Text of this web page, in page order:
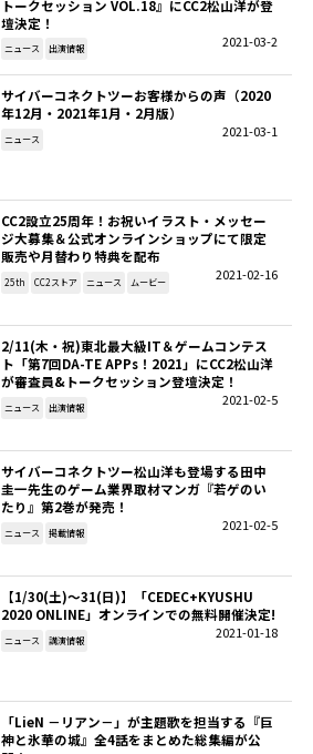
SNS
SITEMAP
トークセッション VOL.18』にCC2松山洋が登
壇決定！
2021-03-2
ニュース 出演情報
サイバーコネクトツーお客様からの声（2020
年12月・2021年1月・2月版）
2021-03-1
ニュース
CC2設立25周年！お祝いイラスト・メッセー
ジ大募集＆公式オンラインショップにて限定
販売や月替わり特典を配布
2021-02-16
25th CC2ストア ニュース ムービー
2/11(木・祝)東北最大級IT＆ゲームコンテス
ト「第7回DA-TE APPs！2021」にCC2松山洋
が審査員&トークセッション登壇決定！
2021-02-5
ニュース 出演情報
サイバーコネクトツー松山洋も登場する田中
圭一先生のゲーム業界取材マンガ『若ゲのい
たり』第2巻が発売！
2021-02-5
ニュース 掲載情報
【1/30(土)～31(日)】「CEDEC+KYUSHU
2020 ONLINE」オンラインでの無料開催決定!
2021-01-18
ニュース 講演情報
「LieN －リアン－」が主題歌を担当する『巨
神と氷華の城』全4話をまとめた総集編が公